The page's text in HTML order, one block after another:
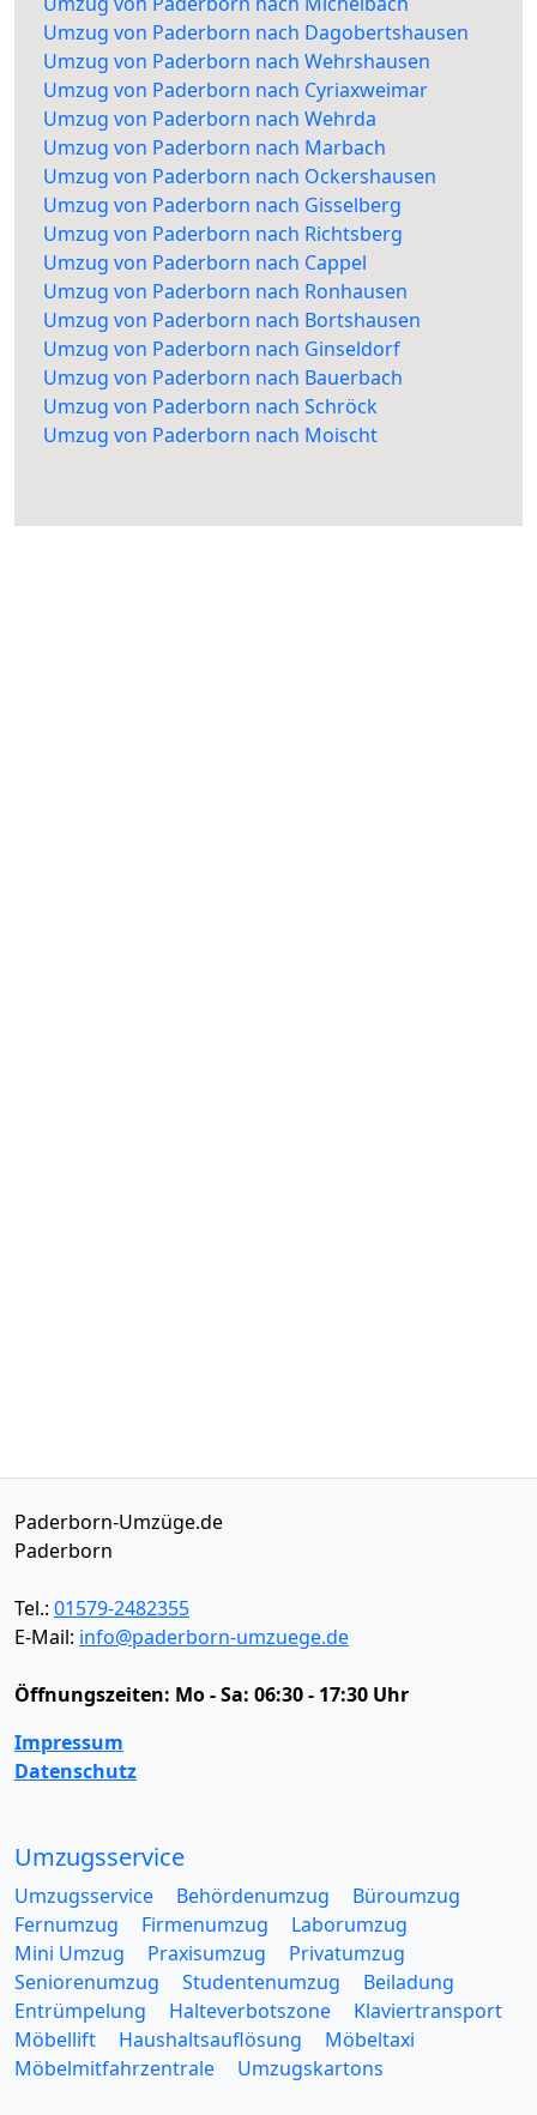
Umzug von Paderborn nach Dagobertshausen
Umzug von Paderborn nach Wehrshausen
Umzug von Paderborn nach Cyriaxweimar
Umzug von Paderborn nach Wehrda
Umzug von Paderborn nach Marbach
Umzug von Paderborn nach Ockershausen
Umzug von Paderborn nach Gisselberg
Umzug von Paderborn nach Richtsberg
Umzug von Paderborn nach Cappel
Umzug von Paderborn nach Ronhausen
Umzug von Paderborn nach Bortshausen
Umzug von Paderborn nach Ginseldorf
Umzug von Paderborn nach Bauerbach
Umzug von Paderborn nach Schröck
Umzug von Paderborn nach Moischt
Paderborn-Umzüge.de
Paderborn
Tel.: 01579-2482355
E-Mail: info@paderborn-umzuege.de
Öffnungszeiten: Mo - Sa: 06:30 - 17:30 Uhr
Impressum
Datenschutz
Umzugsservice
Umzugsservice Behördenumzug
Büroumzug
Fernumzug
Firmenumzug
Laborumzug
Mini Umzug
Praxisumzug
Privatumzug
Seniorenumzug
Studentenumzug
Beiladung
Entrümpelung
Halteverbotszone
Klaviertransport
Möbellift
Haushaltsauflösung
Möbeltaxi
Möbelmitfahrzentrale
Umzugskartons